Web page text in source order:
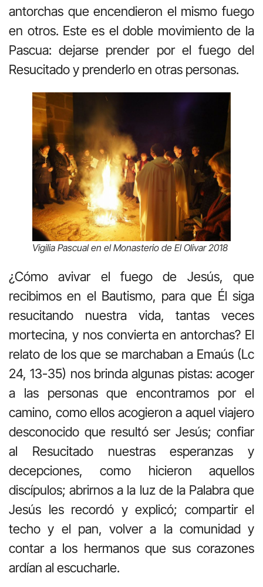
antorchas que encendieron el mismo fuego
en otros. Este es el doble movimiento de la
Pascua: dejarse prender por el fuego del
Resucitado y prenderlo en otras personas.
Vigilia Pascual en el Monasterio de El Olivar 2018
¿Cómo avivar el fuego de Jesús, que
recibimos en el Bautismo, para que Él siga
resucitando nuestra vida, tantas veces
mortecina, y nos convierta en antorchas? El
relato de los que se marchaban a Emaús (Lc
24, 13-35) nos brinda algunas pistas: acoger
a las personas que encontramos por el
camino, como ellos acogieron a aquel viajero
desconocido que resultó ser Jesús; confiar
al Resucitado nuestras esperanzas y
decepciones, como hicieron aquellos
discípulos; abrirnos a la luz de la Palabra que
Jesús les recordó y explicó; compartir el
techo y el pan, volver a la comunidad y
contar a los hermanos que sus corazones
ardían al escucharle.